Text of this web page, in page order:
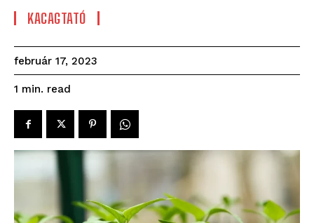
KACAGTATÓ
február 17, 2023
1 min. read